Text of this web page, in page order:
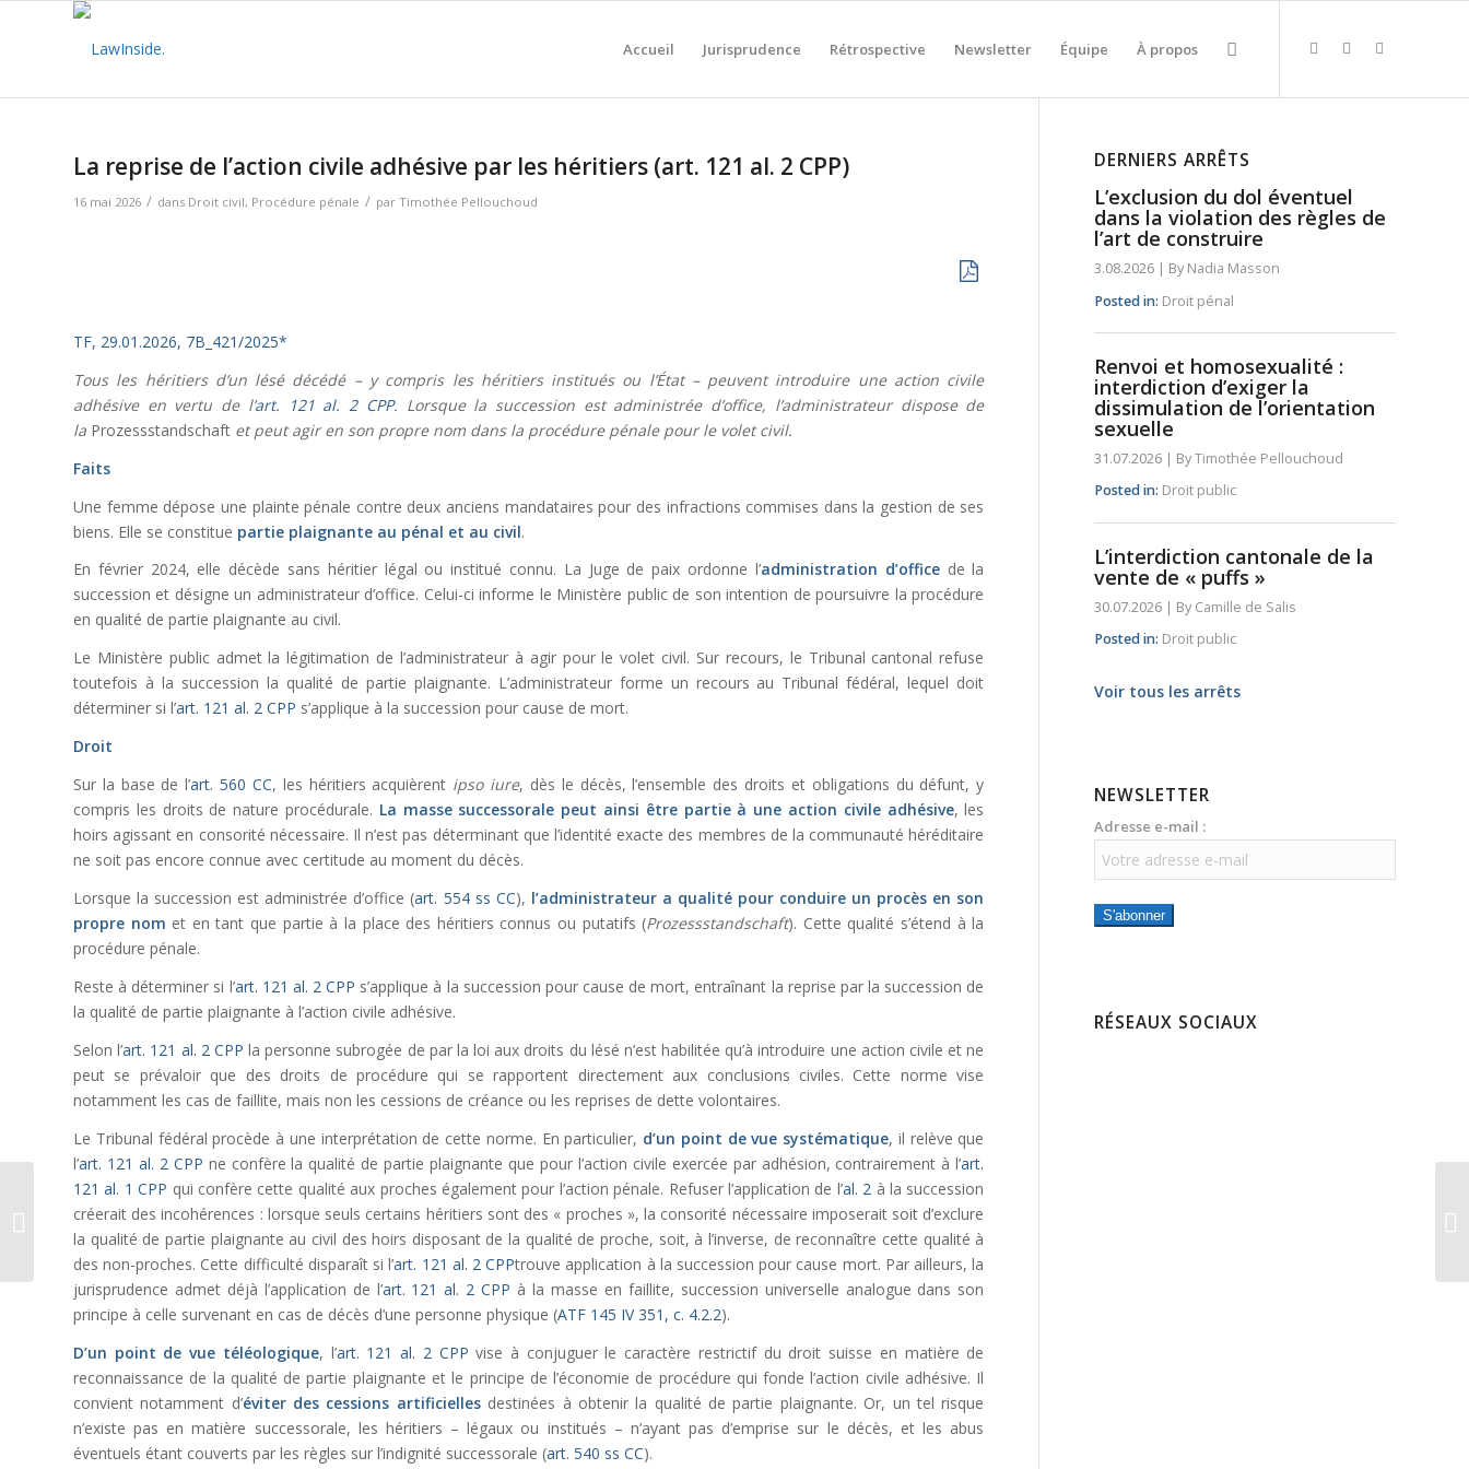
Accueil Jurisprudence Rétrospective Newsletter Équipe À propos
La reprise de l’action civile adhésive par les héritiers (art. 121 al. 2 CPP)
16 mai 2026 / dans Droit civil, Procédure pénale / par Timothée Pellouchoud
TF, 29.01.2026, 7B_421/2025*
Tous les héritiers d’un lésé décédé – y compris les héritiers institués ou l’État – peuvent introduire une action civile
adhésive en vertu de l’art. 121 al. 2 CPP. Lorsque la succession est administrée d’office, l’administrateur dispose de
la Prozessstandschaft et peut agir en son propre nom dans la procédure pénale pour le volet civil.
Faits
Une femme dépose une plainte pénale contre deux anciens mandataires pour des infractions commises dans la gestion de ses
biens. Elle se constitue partie plaignante au pénal et au civil.
En février 2024, elle décède sans héritier légal ou institué connu. La Juge de paix ordonne l’administration d’office de la
succession et désigne un administrateur d’office. Celui-ci informe le Ministère public de son intention de poursuivre la procédure
en qualité de partie plaignante au civil.
Le Ministère public admet la légitimation de l’administrateur à agir pour le volet civil. Sur recours, le Tribunal cantonal refuse
toutefois à la succession la qualité de partie plaignante. L’administrateur forme un recours au Tribunal fédéral, lequel doit
déterminer si l’art. 121 al. 2 CPP s’applique à la succession pour cause de mort.
Droit
Sur la base de l’art. 560 CC, les héritiers acquièrent ipso iure, dès le décès, l’ensemble des droits et obligations du défunt, y
compris les droits de nature procédurale. La masse successorale peut ainsi être partie à une action civile adhésive, les
hoirs agissant en consorité nécessaire. Il n’est pas déterminant que l’identité exacte des membres de la communauté héréditaire
ne soit pas encore connue avec certitude au moment du décès.
Lorsque la succession est administrée d’office (art. 554 ss CC), l’administrateur a qualité pour conduire un procès en son
propre nom et en tant que partie à la place des héritiers connus ou putatifs (Prozessstandschaft). Cette qualité s’étend à la
procédure pénale.
Reste à déterminer si l’art. 121 al. 2 CPP s’applique à la succession pour cause de mort, entraînant la reprise par la succession de
la qualité de partie plaignante à l’action civile adhésive.
Selon l’art. 121 al. 2 CPP la personne subrogée de par la loi aux droits du lésé n’est habilitée qu’à introduire une action civile et ne
peut se prévaloir que des droits de procédure qui se rapportent directement aux conclusions civiles. Cette norme vise
notamment les cas de faillite, mais non les cessions de créance ou les reprises de dette volontaires.
Le Tribunal fédéral procède à une interprétation de cette norme. En particulier, d’un point de vue systématique, il relève que
l’art. 121 al. 2 CPP ne confère la qualité de partie plaignante que pour l’action civile exercée par adhésion, contrairement à l’art.
121 al. 1 CPP qui confère cette qualité aux proches également pour l’action pénale. Refuser l’application de l’al. 2 à la succession
créerait des incohérences : lorsque seuls certains héritiers sont des « proches », la consorité nécessaire imposerait soit d’exclure
la qualité de partie plaignante au civil des hoirs disposant de la qualité de proche, soit, à l’inverse, de reconnaître cette qualité à
des non-proches. Cette difficulté disparaît si l’art. 121 al. 2 CPPtrouve application à la succession pour cause mort. Par ailleurs, la
jurisprudence admet déjà l’application de l’art. 121 al. 2 CPP à la masse en faillite, succession universelle analogue dans son
principe à celle survenant en cas de décès d’une personne physique (ATF 145 IV 351, c. 4.2.2).
D’un point de vue téléologique, l’art. 121 al. 2 CPP vise à conjuguer le caractère restrictif du droit suisse en matière de
reconnaissance de la qualité de partie plaignante et le principe de l’économie de procédure qui fonde l’action civile adhésive. Il
convient notamment d’éviter des cessions artificiellesdestinées à obtenir la qualité de partie plaignante. Or, un tel risque
n’existe pas en matière successorale, les héritiers – légaux ou institués – n’ayant pas d’emprise sur le décès, et les abus
éventuels étant couverts par les règles sur l’indignité successorale (art. 540 ss CC).
DERNIERS ARRÊTS
L’exclusion du dol éventuel
dans la violation des règles de
l’art de construire
3.08.2026 | By Nadia Masson
Posted in: Droit pénal
Renvoi et homosexualité :
interdiction d’exiger la
dissimulation de l’orientation
sexuelle
31.07.2026 | ByTimothée Pellouchoud
Posted in: Droit public
L’interdiction cantonale de la
vente de « puffs »
30.07.2026 | By Camille de Salis
Posted in: Droit public
Voir tous les arrêts
NEWSLETTER
Adresse e-mail :
S'abonner
RÉSEAUX SOCIAUX
Le versement de la
rente complémentaire
pour enfant en cas de
séparation des...